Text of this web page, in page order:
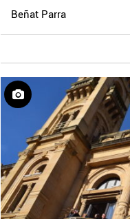
Beñat Parra